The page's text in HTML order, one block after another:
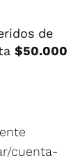
de
$50.000
cuenta-